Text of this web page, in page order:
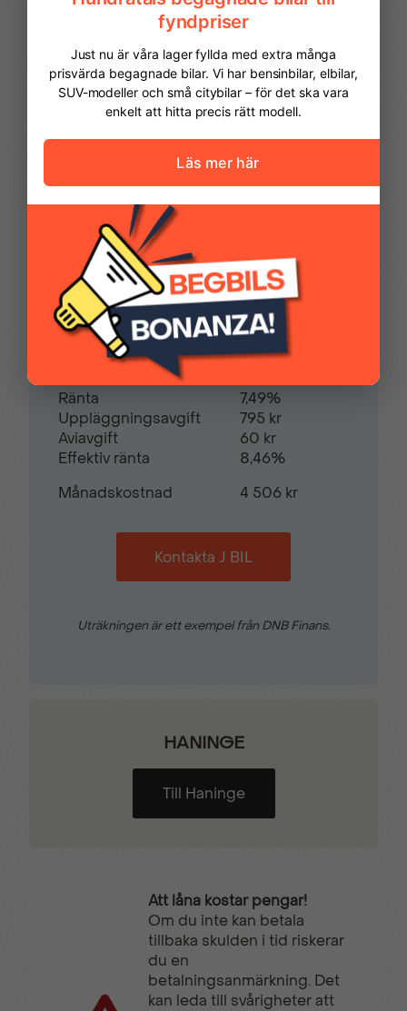
Uppvärmd läderratt
Uppvärmda framsäten
FINANSIERING
Vi hjälper dig att ordna finansiering av
din bil. Här kan du räkna ut din
månadskostnad och även göra en
ansökan online.
Kontantinsats74 975,00 kr
Avbetalningstid60månader
Restvärde %
Ränta
7,49%
Uppläggningsavgift
795 kr
Aviavgift
60 kr
Effektiv ränta
8,46%
Månadskostnad
4 506 kr
Kontakta J BIL
Uträkningen är ett exempel från DNB Finans.
HANINGE
Till Haninge
Att låna kostar pengar!
Om du inte kan betala
tillbaka skulden i tid riskerar
du en
betalningsanmärkning. Det
kan leda till svårigheter att